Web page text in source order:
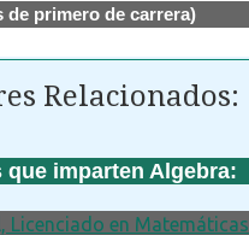
de primero de carrera)
Relacionados:
que imparten Algebra:
Licenciado en Matemáticas